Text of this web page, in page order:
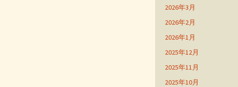
2026年3月
2026年2月
2026年1月
2025年12月
2025年11月
2025年10月